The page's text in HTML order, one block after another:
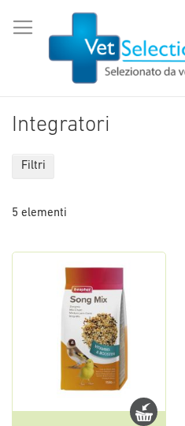
al
contenuto
Integratori
5 elementi
Filtri